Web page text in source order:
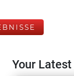
Your